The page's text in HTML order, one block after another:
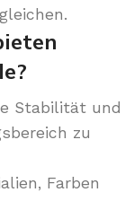
Stabilität und
zu
Farben